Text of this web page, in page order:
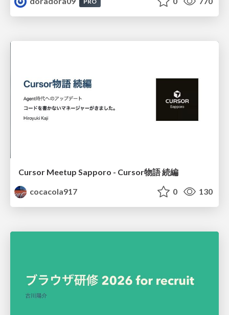
Cursor Meetup Sapporo - Cursor物語 続編
cocacola917
0 130